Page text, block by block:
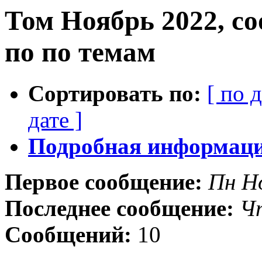
Том Ноябрь 2022,
по по темам
Сортировать по: [ по
дате ]
Подробная
Первое сообщение: Пн
Последнее сообщение:
Сообщений: 10